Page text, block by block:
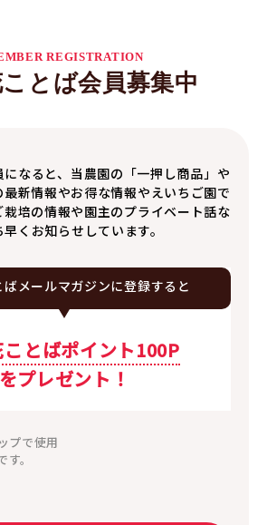
REGISTRATION
とば会員募集中
なると、当農園の「一押し商品」や
最新情報やお得な情報やえいちご園で
培の情報や園主のプライベート話な
早くお知らせしています。
ばメールマガジンに登録すると
とばポイント100P
をプレゼント！
プで使用
。